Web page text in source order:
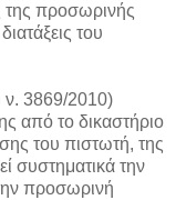
της προσωρινής
του
ν. 3869/2010)
από το δικαστήριο
του πιστωτή, της
συστηματικά την
προσωρινή